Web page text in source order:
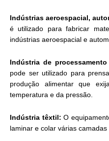
Indústrias aeroespacial,
é utilizado para fabricar
indústrias aeroespacial e
Indústria de
pode ser utilizado para
produção alimentar que
temperatura e da pressão.
Indústria têxtil: O
laminar e colar várias camadas